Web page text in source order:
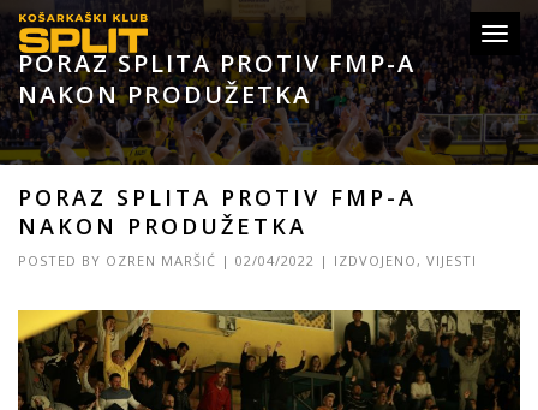
PORAZ SPLITA PROTIV FMP-A
NAKON PRODUŽETKA
PORAZ SPLITA PROTIV FMP-A
NAKON PRODUŽETKA
POSTED BY OZREN MARŠIĆ | 02/04/2022 | IZDVOJENO, VIJESTI